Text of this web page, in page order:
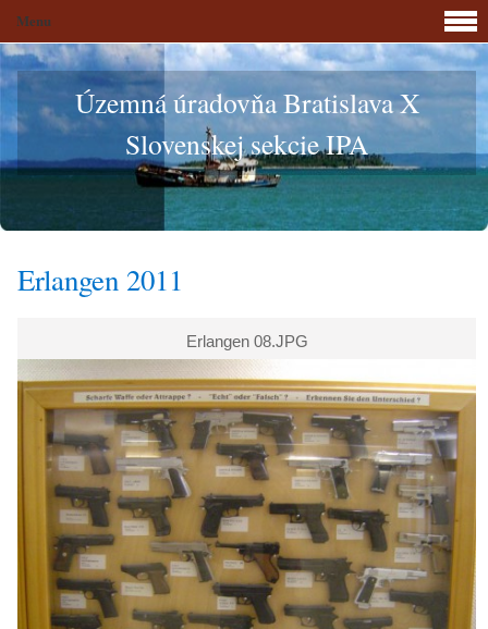
Územná úradovňa Bratislava X
Slovenskej sekcie IPA
Erlangen 2011
Erlangen 08.JPG
Menu